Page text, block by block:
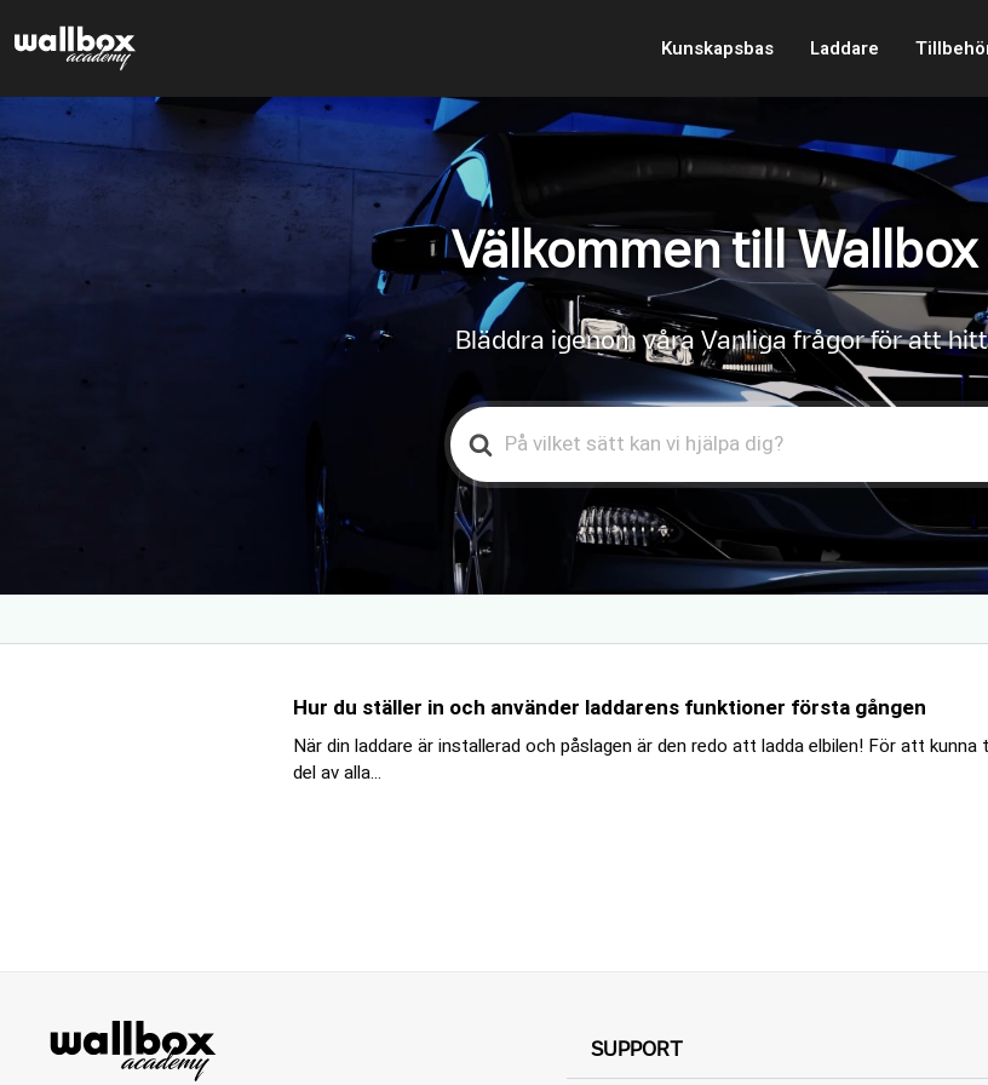
Kunskapsbas Laddare
Välkommen till
Bläddra igenom våra Vanliga frågor för att
Search
For
Hur du ställer in och använder laddarens funktioner första gången
När din laddare är installerad och påslagen är den redo att ladda elbilen! För att kunna
del av alla...
SUPPORT